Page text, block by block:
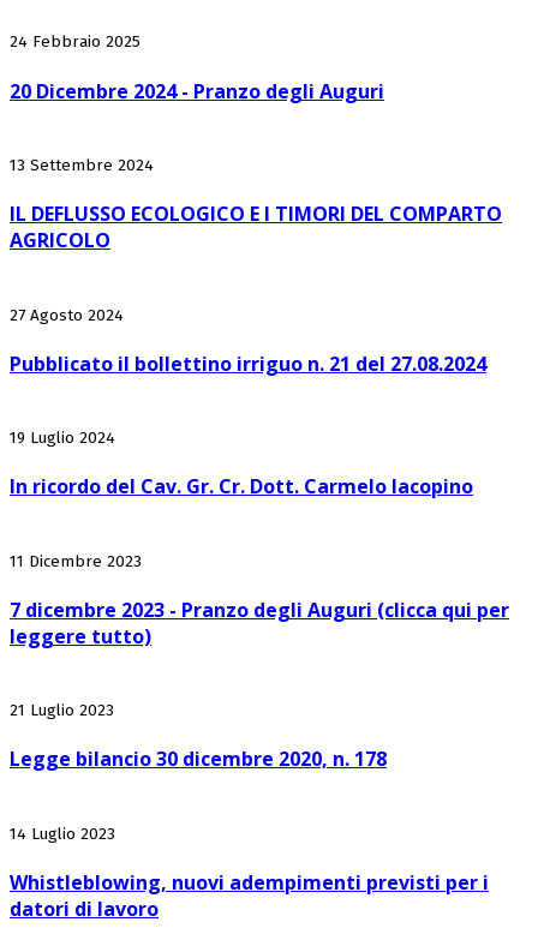
24 Febbraio 2025
20 Dicembre 2024 - Pranzo degli Auguri
13 Settembre 2024
IL DEFLUSSO ECOLOGICO E I TIMORI DEL COMPARTO
AGRICOLO
27 Agosto 2024
Pubblicato il bollettino irriguo n. 21 del 27.08.2024
19 Luglio 2024
In ricordo del Cav. Gr. Cr. Dott. Carmelo Iacopino
11 Dicembre 2023
7 dicembre 2023 - Pranzo degli Auguri (clicca qui per
leggere tutto)
21 Luglio 2023
Legge bilancio 30 dicembre 2020, n. 178
14 Luglio 2023
Whistleblowing, nuovi adempimenti previsti per i
datori di lavoro